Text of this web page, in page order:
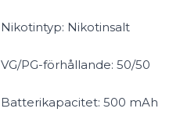
Nikotintyp: Nikotinsalt
VG/PG-förhållande: 50/50
Batterikapacitet: 500 mAh